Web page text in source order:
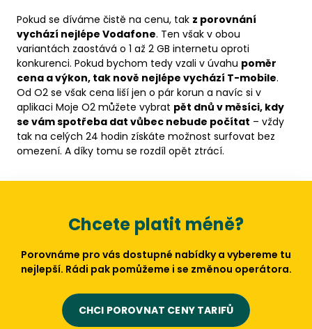
Pokud se díváme čistě na cenu, tak z porovnání
vychází nejlépe Vodafone. Ten však v obou
variantách zaostává o 1 až 2 GB internetu oproti
konkurenci. Pokud bychom tedy vzali v úvahu poměr
cena a výkon, tak nově nejlépe vychází T-mobile.
Od O2 se však cena liší jen o pár korun a navíc si v
aplikaci Moje O2 můžete vybrat pět dnů v měsíci, kdy
se vám spotřeba dat vůbec nebude počítat – vždy
tak na celých 24 hodin získáte možnost surfovat bez
omezení. A díky tomu se rozdíl opět ztrácí.
Chcete platit méně?
Porovnáme pro vás dostupné nabídky a vybereme tu
nejlepší. Rádi pak pomůžeme i se změnou operátora.
CHCI POROVNAT CENY TARIFŮ